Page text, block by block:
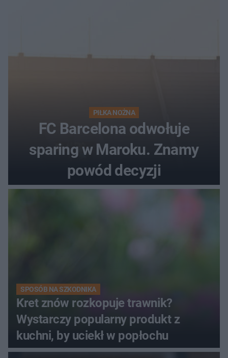
PIŁKA NOŻNA
FC Barcelona odwołuje
sparing w Maroku. Znamy
powód decyzji
SPOSÓB NA SZKODNIKA
Kret znów rozkopuje trawnik?
Wystarczy popularny produkt z
kuchni, by uciekł w popłochu